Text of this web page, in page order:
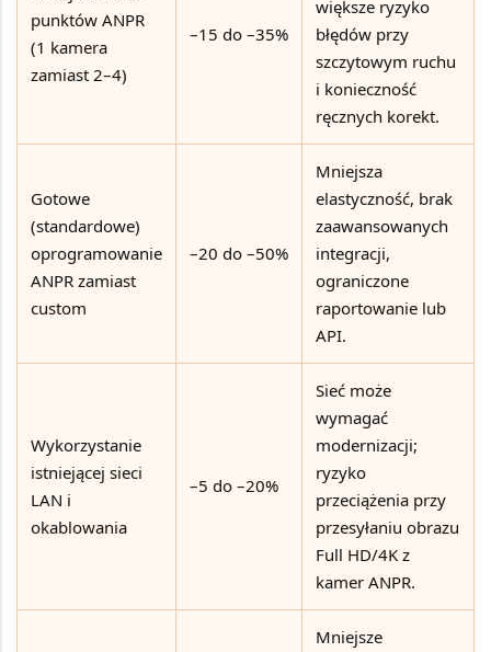
punktów ANPR
(1 kamera
zamiast 2–4)
–15 do –35%
większe ryzyko
błędów przy
szczytowym ruchu
i konieczność
ręcznych korekt.
Gotowe
(standardowe)
oprogramowanie
ANPR zamiast
custom
–20 do –50%
Mniejsza
elastyczność, brak
zaawansowanych
integracji,
ograniczone
raportowanie lub
API.
Wykorzystanie
istniejącej sieci
LAN i
okablowania
–5 do –20%
Sieć może
wymagać
modernizacji;
ryzyko
przeciążenia przy
przesyłaniu obrazu
Full HD/4K z
kamer ANPR.
Mniejsze